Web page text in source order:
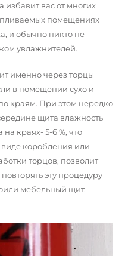
избавит вас от многих
помещениях
и обычно никто не
увлажнителей.
именно через торцы
в помещении сухо и
краям. При этом нередко
щита влажность
на краях- 5-6 %, что
коробления или
торцов, позволит
эту процедуру
мебельный щит.